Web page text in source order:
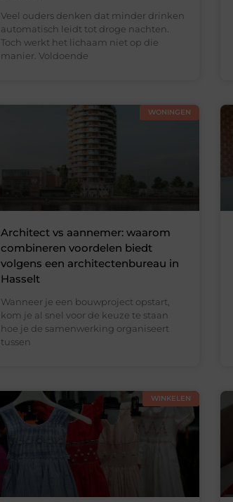
Veel ouders denken dat minder drinken
automatisch leidt tot droge nachten.
Toch werkt het lichaam niet op die
manier. Voldoende
WONINGEN
Architect vs aannemer: waarom
combineren voordelen biedt
volgens een architectenbureau in
Hasselt
Wanneer je een bouwproject opstart,
kom je al snel voor de keuze te staan
hoe je de samenwerking organiseert
tussen
WINKELEN